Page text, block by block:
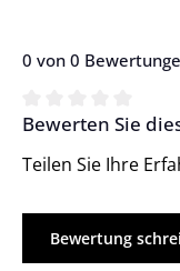
0 von 0
Durchschnittliche
Bewerten Sie
Teilen Sie Ihre
Bewertung